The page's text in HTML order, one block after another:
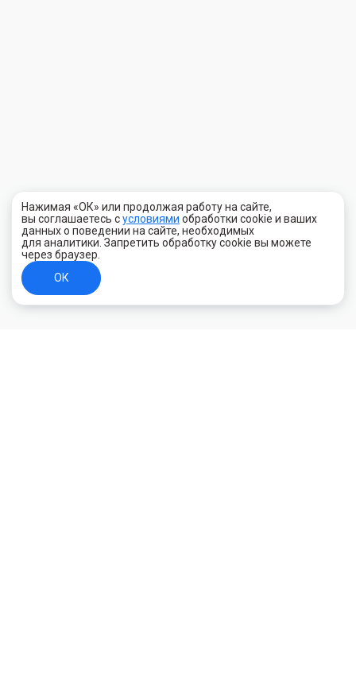
Нажимая «ОК» или продолжая работу на сайте,
вы соглашаетесь сусловиями обработки cookie и ваших
данных о поведении на сайте, необходимых
для аналитики. Запретить обработку cookie вы можете
через браузер.
ОК